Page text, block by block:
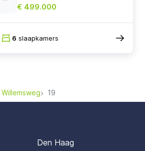
€ 499.000
6 slaapkamers
Willemsweg 19
Den Haag